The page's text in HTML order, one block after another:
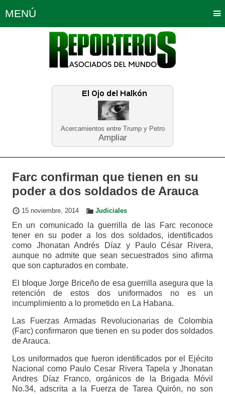
Acercamientos entre Trump y Petro
Ampliar
MENÚ
Política Opinión Bogotá
Planeta Tierra Deportes
Educación Neira
Farc confirman que tienen en su
poder a dos soldados de Arauca
15 noviembre, 2014 Judiciales
En un comunicado la guerrilla de las Farc reconoce
tener en su poder a los dos soldados, identificados
como Jhonatan Andrés Díaz y Paulo César Rivera,
aunque no admite que sean secuestrados sino afirma
que son capturados en combate.
El bloque Jorge Briceño de esa guerrilla asegura que la
retención de estos dos uniformados no es un
incumplimiento a lo prometido en La Habana.
Las Fuerzas Armadas Revolucionarias de Colombia
(Farc) confirmaron que tienen en su poder dos soldados
de Arauca.
Los uniformados que fueron identificados por el Ejécito
Nacional como Paulo Cesar Rivera Tapela y Jhonatan
Andres Díaz Franco, orgánicos de la Brigada Móvil
No.34, adscrita a la Fuerza de Tarea Quirón, no son